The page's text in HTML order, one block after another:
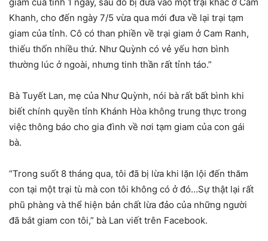
Khanh, cho đến ngày 7/5 vừa qua mới đưa về lại trại tạm
giam của tỉnh. Cô có than phiền về trại giam ở Cam Ranh,
thiếu thốn nhiều thứ. Như Quỳnh có vẻ yếu hơn bình
thường lúc ở ngoài, nhưng tinh thần rất tỉnh táo.”
Bà Tuyết Lan, mẹ của Như Quỳnh, nói bà rất bất bình khi
biết chính quyền tỉnh Khánh Hòa không trung thực trong
việc thông báo cho gia đình về nơi tạm giam của con gái
bà.
“Trong suốt 8 tháng qua, tôi đã bị lừa khi lặn lội đến thăm
con tại một trại tù mà con tôi không có ở đó…Sự thật lại rất
phũ phàng và thể hiện bản chất lừa đảo của những người
đã bắt giam con tôi,” bà Lan viết trên Facebook.